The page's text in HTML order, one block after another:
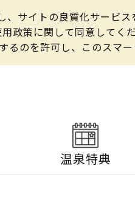
サイトの良質化サービ
政策に関して同意して
るのを許可し、このスマ
温泉特典